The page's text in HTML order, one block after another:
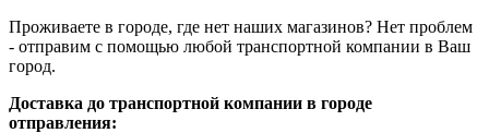
Проживаете в городе, где нет наших магазинов? Нет проблем
- отправим с помощью любой транспортной компании в Ваш
город.
Доставка до транспортной компании в городе
отправления: